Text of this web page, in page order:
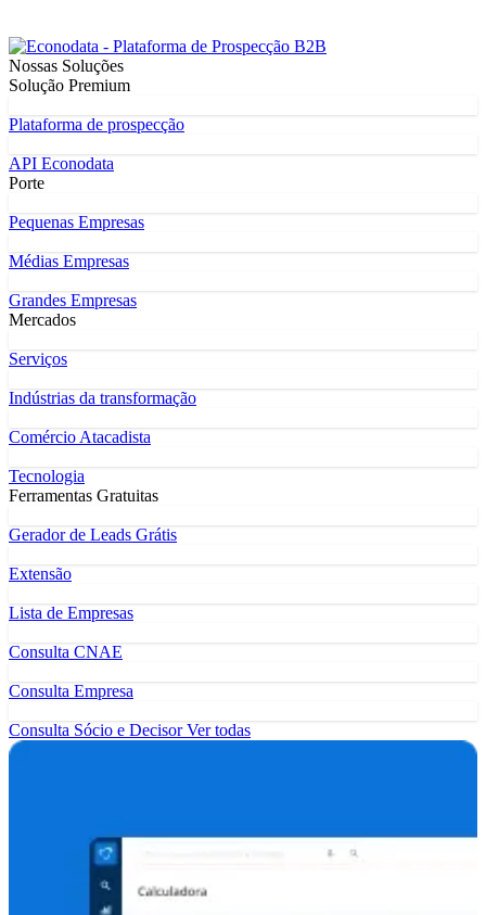
Nossas Soluções
Solução Premium
Plataforma de prospecção
API Econodata
Porte
Pequenas Empresas
Médias Empresas
Grandes Empresas
Mercados
Serviços
Indústrias da transformação
Comércio Atacadista
Tecnologia
Ferramentas Gratuitas
Gerador de Leads Grátis
Extensão
Lista de Empresas
Consulta CNAE
Consulta Empresa
Consulta Sócio e DecisorVer todas